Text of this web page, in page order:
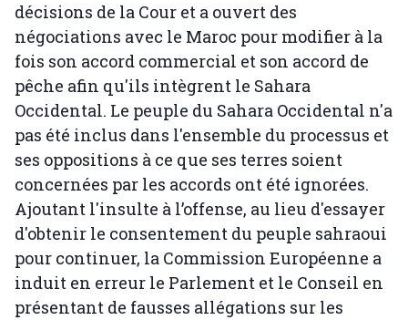
décisions de la Cour et a ouvert des
négociations avec le Maroc pour modifier à la
fois son accord commercial et son accord de
pêche afin qu'ils intègrent le Sahara
Occidental. Le peuple du Sahara Occidental n'a
pas été inclus dans l'ensemble du processus et
ses oppositions à ce que ses terres soient
concernées par les accords ont été ignorées.
Ajoutant l'insulte à l’offense, au lieu d'essayer
d'obtenir le consentement du peuple sahraoui
pour continuer, la Commission Européenne a
induit en erreur le Parlement et le Conseil en
présentant de fausses allégations sur les